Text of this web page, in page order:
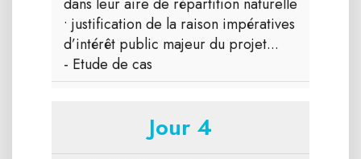
• justification de la raison impératives
d’intérêt public majeur du projet...
- Etude de cas
Jour 4